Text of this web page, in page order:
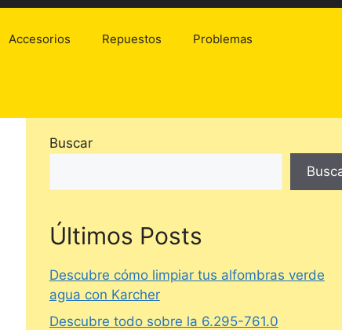
Accesorios Repuestos Problemas
Buscar
Últimos Posts
Descubre cómo limpiar tus alfombras verde
agua con Karcher
Descubre todo sobre la 6.295-761.0